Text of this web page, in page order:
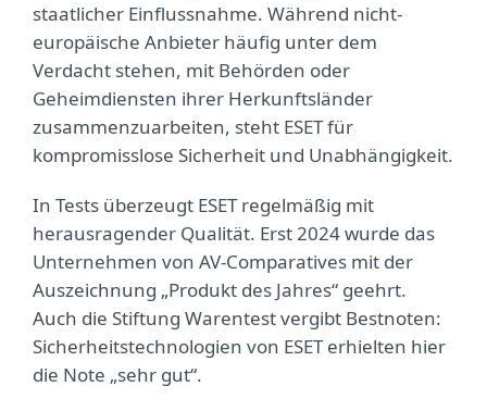
staatlicher Einflussnahme. Während nicht-
europäische Anbieter häufig unter dem
Verdacht stehen, mit Behörden oder
Geheimdiensten ihrer Herkunftsländer
zusammenzuarbeiten, steht ESET für
kompromisslose Sicherheit und Unabhängigkeit.
In Tests überzeugt ESET regelmäßig mit
herausragender Qualität. Erst 2024 wurde das
Unternehmen von AV-Comparatives mit der
Auszeichnung „Produkt des Jahres“ geehrt.
Auch die Stiftung Warentest vergibt Bestnoten:
Sicherheitstechnologien von ESET erhielten hier
die Note „sehr gut“.